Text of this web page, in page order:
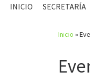
INICIO SECRETARÍA
Inicio »